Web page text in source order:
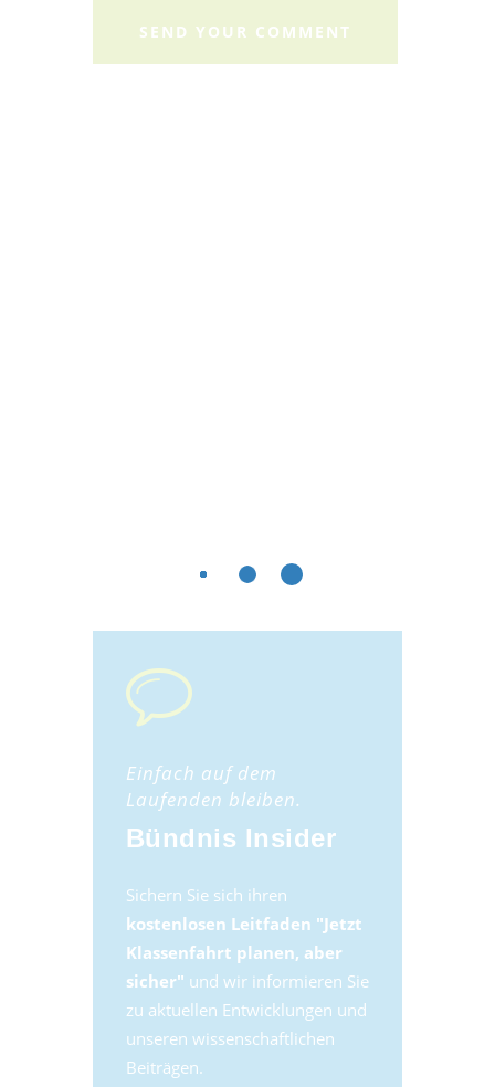
Einfach auf dem
Laufenden bleiben.
Bündnis Insider
Sichern Sie sich ihren
kostenlosen Leitfaden "Jetzt
Klassenfahrt planen, aber
sicher" und wir informieren Sie
zu aktuellen Entwicklungen und
unseren wissenschaftlichen
Beiträgen.